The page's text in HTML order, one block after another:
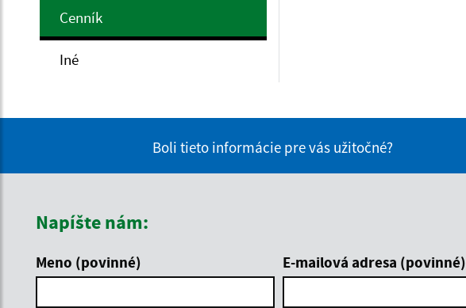
Cenník
Iné
Boli tieto informácie pre vás užitočné?
Napíšte nám:
Meno (povinné) E-mailová adresa (povinné)